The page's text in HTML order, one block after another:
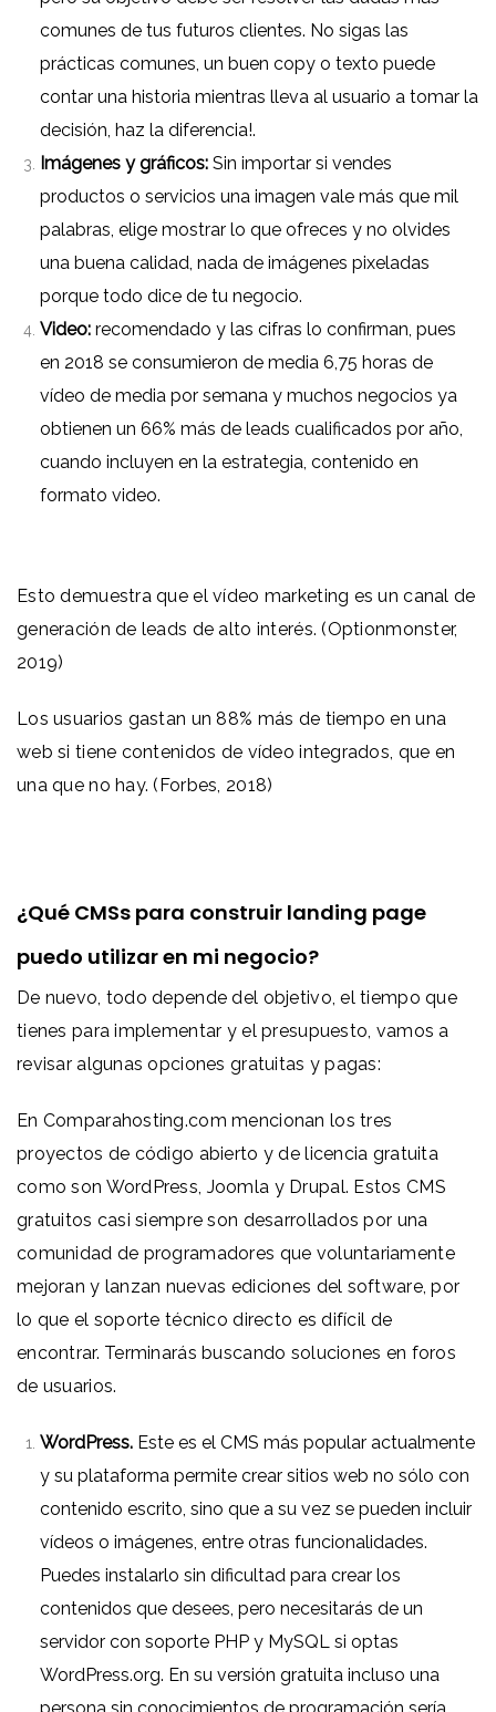
comunes de tus futuros clientes. No sigas las
prácticas comunes, un buen copy o texto puede
contar una historia mientras lleva al usuario a tomar la
decisión, haz la diferencia!.
Imágenes y gráficos: Sin importar si vendes
productos o servicios una imagen vale más que mil
palabras, elige mostrar lo que ofreces y no olvides
una buena calidad, nada de imágenes pixeladas
porque todo dice de tu negocio.
Video: recomendado y las cifras lo confirman, pues
en 2018 se consumieron de media 6,75 horas de
vídeo de media por semana y muchos negocios ya
obtienen un 66% más de leads cualificados por año,
cuando incluyen en la estrategia, contenido en
formato video.
Esto demuestra que el vídeo marketing es un canal de
generación de leads de alto interés. (Optionmonster,
2019)
Los usuarios gastan un 88% más de tiempo en una
web si tiene contenidos de vídeo integrados, que en
una que no hay. (Forbes, 2018)
¿Qué CMSs para construir landing page
puedo utilizar en mi negocio?
De nuevo, todo depende del objetivo, el tiempo que
tienes para implementar y el presupuesto, vamos a
revisar algunas opciones gratuitas y pagas:
En Comparahosting.com mencionan los tres
proyectos de código abierto y de licencia gratuita
como son WordPress, Joomla y Drupal. Estos CMS
gratuitos casi siempre son desarrollados por una
comunidad de programadores que voluntariamente
mejoran y lanzan nuevas ediciones del software, por
lo que el soporte técnico directo es difícil de
encontrar. Terminarás buscando soluciones en foros
de usuarios.
WordPress. Este es el CMS más popular actualmente
y su plataforma permite crear sitios web no sólo con
contenido escrito, sino que a su vez se pueden incluir
vídeos o imágenes, entre otras funcionalidades.
Puedes instalarlo sin dificultad para crear los
contenidos que desees, pero necesitarás de un
servidor con soporte PHP y MySQL si optas
WordPress.org. En su versión gratuita incluso una